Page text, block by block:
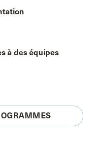
à des équipes